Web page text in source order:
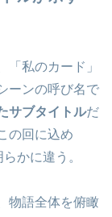
「私のカード」
ーンの呼び名で
サブタイトルだ
の回に込め
かに違う。
物語全体を俯瞰